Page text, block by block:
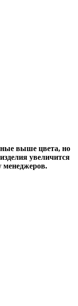
выше цвета, но
увеличится
менеджеров.